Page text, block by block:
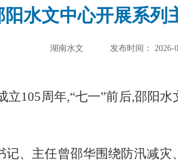
阳水文中心开展系列
湖南水文 发布时间： 2026-
立105周年,“七一”前后,邵阳
记、主任曾邵华围绕防汛减